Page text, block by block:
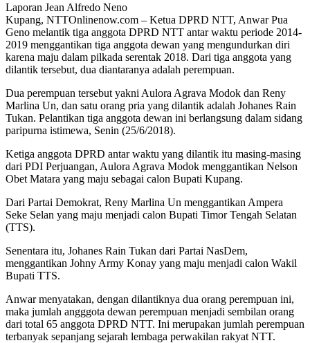
Laporan Jean Alfredo Neno
Kupang, NTTOnlinenow.com – Ketua DPRD NTT, Anwar Pua
Geno melantik tiga anggota DPRD NTT antar waktu periode 2014-
2019 menggantikan tiga anggota dewan yang mengundurkan diri
karena maju dalam pilkada serentak 2018. Dari tiga anggota yang
dilantik tersebut, dua diantaranya adalah perempuan.
Dua perempuan tersebut yakni Aulora Agrava Modok dan Reny
Marlina Un, dan satu orang pria yang dilantik adalah Johanes Rain
Tukan. Pelantikan tiga anggota dewan ini berlangsung dalam sidang
paripurna istimewa, Senin (25/6/2018).
Ketiga anggota DPRD antar waktu yang dilantik itu masing-masing
dari PDI Perjuangan, Aulora Agrava Modok menggantikan Nelson
Obet Matara yang maju sebagai calon Bupati Kupang.
Dari Partai Demokrat, Reny Marlina Un menggantikan Ampera
Seke Selan yang maju menjadi calon Bupati Timor Tengah Selatan
(TTS).
Senentara itu, Johanes Rain Tukan dari Partai NasDem,
menggantikan Johny Army Konay yang maju menjadi calon Wakil
Bupati TTS.
Anwar menyatakan, dengan dilantiknya dua orang perempuan ini,
maka jumlah angggota dewan perempuan menjadi sembilan orang
dari total 65 anggota DPRD NTT. Ini merupakan jumlah perempuan
terbanyak sepanjang sejarah lembaga perwakilan rakyat NTT.